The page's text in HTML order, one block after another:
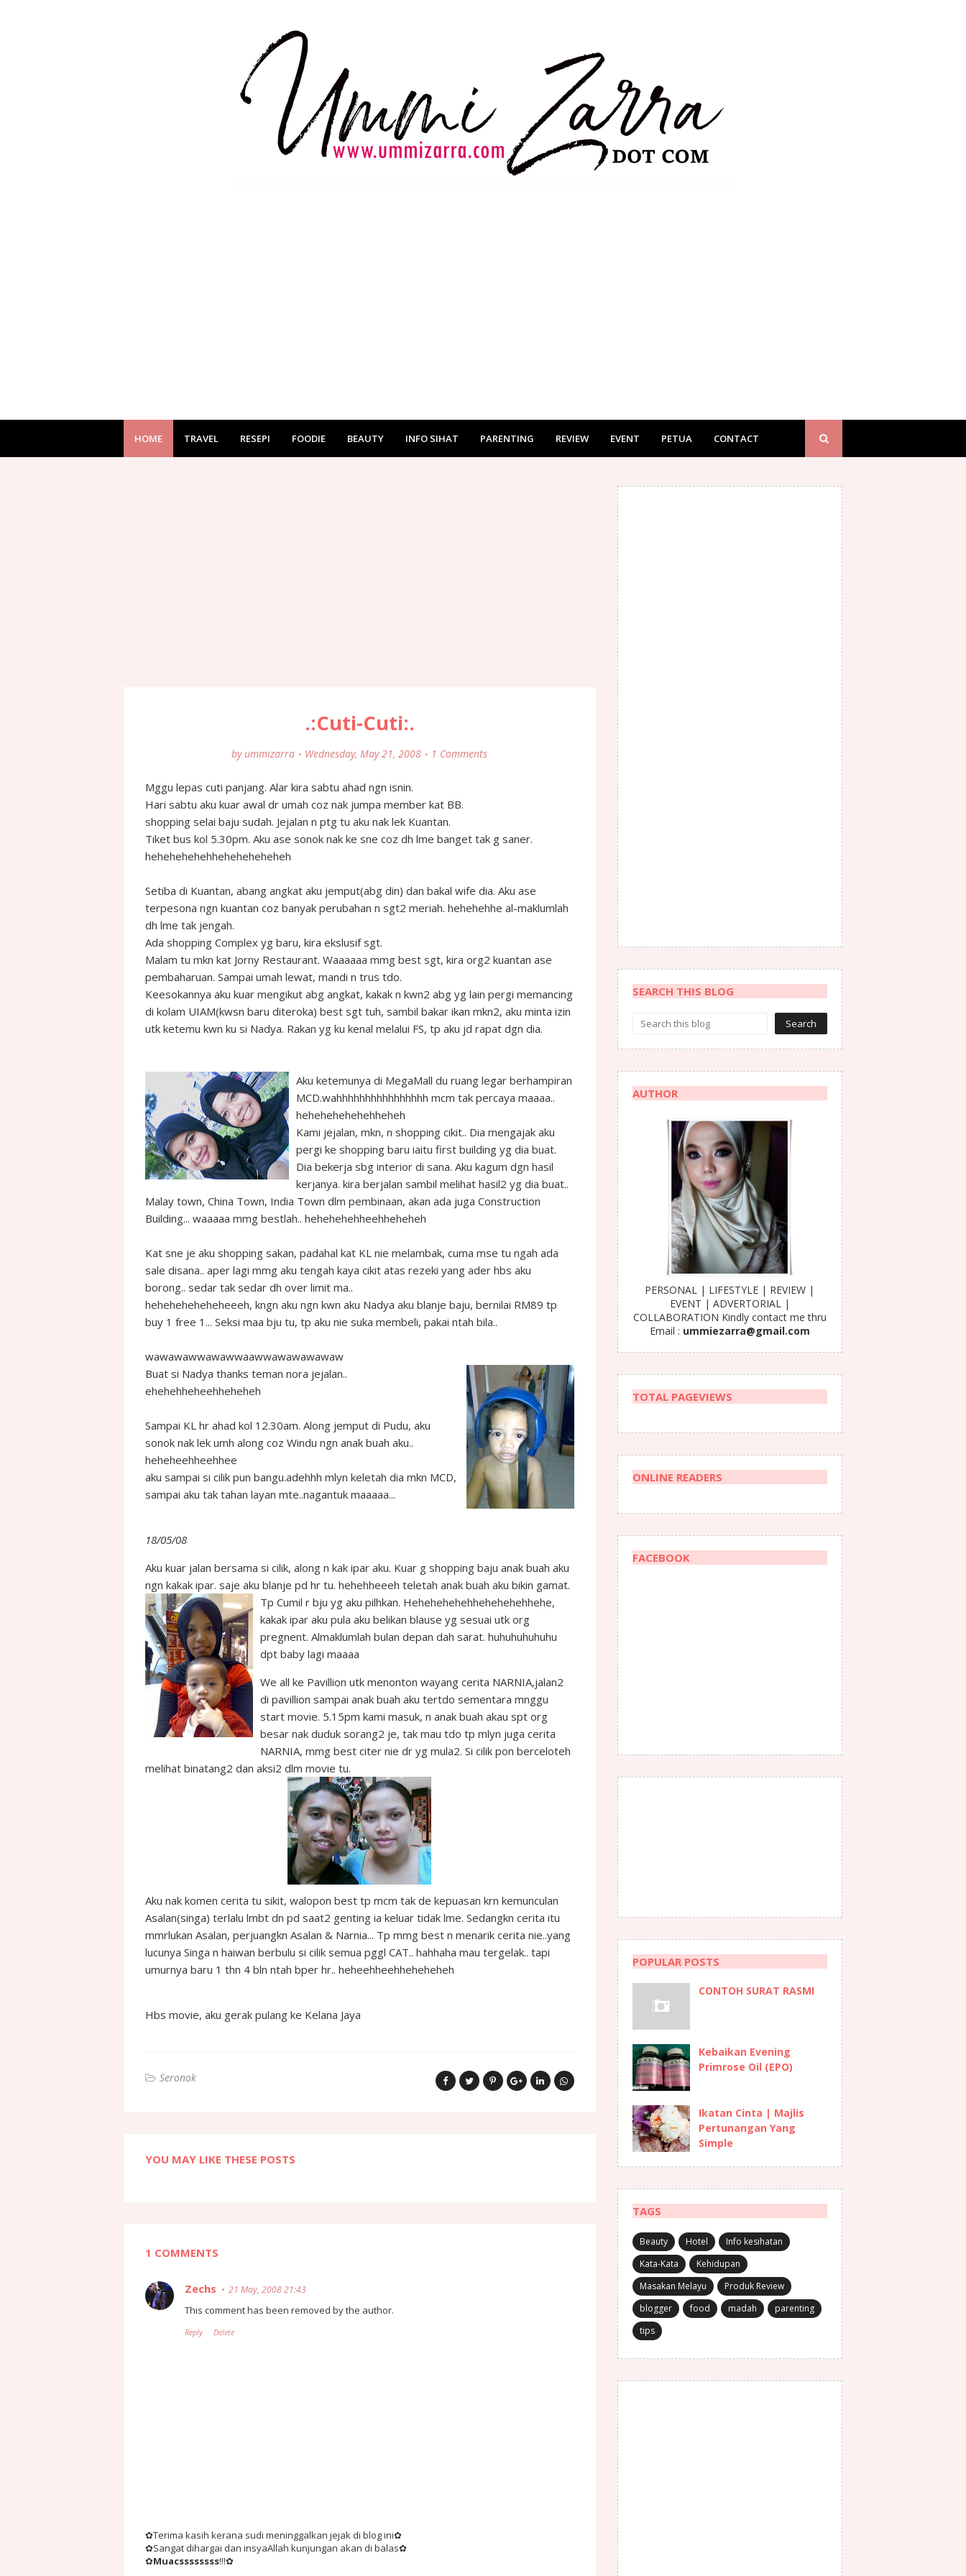
HOME TRAVEL RESEPI FOODIE BEAUTY INFO SIHAT PARENTING REVIEW EVENT PETUA CONTACT
.:Cuti-Cuti:.
by ummizarra Wednesday, May 21, 2008 1 Comments
Mggu lepas cuti panjang. Alar kira sabtu ahad ngn isnin.
Hari sabtu aku kuar awal dr umah coz nak jumpa member kat BB.
shopping selai baju sudah. Jejalan n ptg tu aku nak lek Kuantan.
Tiket bus kol 5.30pm. Aku ase sonok nak ke sne coz dh lme banget tak g saner.
hehehehehehheheheheheheh
Setiba di Kuantan, abang angkat aku jemput(abg din) dan bakal wife dia. Aku ase
terpesona ngn kuantan coz banyak perubahan n sgt2 meriah. hehehehhe al-maklumlah
dh lme tak jengah.
Ada shopping Complex yg baru, kira ekslusif sgt.
Malam tu mkn kat Jorny Restaurant. Waaaaaa mmg best sgt, kira org2 kuantan ase
pembaharuan. Sampai umah lewat, mandi n trus tdo.
Keesokannya aku kuar mengikut abg angkat, kakak n kwn2 abg yg lain pergi memancing
di kolam UIAM(kwsn baru diteroka) best sgt tuh, sambil bakar ikan mkn2, aku minta izin
utk ketemu kwn ku si Nadya. Rakan yg ku kenal melalui FS, tp aku jd rapat dgn dia.
Aku ketemunya di MegaMall du ruang legar berhampiran
MCD.wahhhhhhhhhhhhhhhh mcm tak percaya maaaa..
hehehehehehehheheh
Kami jejalan, mkn, n shopping cikit.. Dia mengajak aku
pergi ke shopping baru iaitu first building yg dia buat.
Dia bekerja sbg interior di sana. Aku kagum dgn hasil
kerjanya. kira berjalan sambil melihat hasil2 yg dia buat..
Malay town, China Town, India Town dlm pembinaan, akan ada juga Construction
Building... waaaaa mmg bestlah.. hehehehehheehheheheh
Kat sne je aku shopping sakan, padahal kat KL nie melambak, cuma mse tu ngah ada
sale disana.. aper lagi mmg aku tengah kaya cikit atas rezeki yang ader hbs aku
borong.. sedar tak sedar dh over limit ma..
heheheheheheheeeh, kngn aku ngn kwn aku Nadya aku blanje baju, bernilai RM89 tp
buy 1 free 1... Seksi maa bju tu, tp aku nie suka membeli, pakai ntah bila..
wawawawwawawwaawwawawawawaw
Buat si Nadya thanks teman nora jejalan..
ehehehheheehheheheh
Sampai KL hr ahad kol 12.30am. Along jemput di Pudu, aku
sonok nak lek umh along coz Windu ngn anak buah aku..
heheheehheehhee
aku sampai si cilik pun bangu.adehhh mlyn keletah dia mkn MCD,
sampai aku tak tahan layan mte..nagantuk maaaaa...
18/05/08
Aku kuar jalan bersama si cilik, along n kak ipar aku. Kuar g shopping baju anak buah aku
ngn kakak ipar. saje aku blanje pd hr tu. hehehheeeh teletah anak buah aku bikin gamat.
Tp Cumil r bju yg aku pilhkan. Hehehehehehhehehehehhehe,
kakak ipar aku pula aku belikan blause yg sesuai utk org
pregnent. Almaklumlah bulan depan dah sarat. huhuhuhuhuhu
dpt baby lagi maaaa
We all ke Pavillion utk menonton wayang cerita NARNIA,jalan2
di pavillion sampai anak buah aku tertdo sementara mnggu
start movie. 5.15pm kami masuk, n anak buah akau spt org
besar nak duduk sorang2 je, tak mau tdo tp mlyn juga cerita
NARNIA, mmg best citer nie dr yg mula2. Si cilik pon berceloteh
melihat binatang2 dan aksi2 dlm movie tu.
Aku nak komen cerita tu sikit, walopon best tp mcm tak de kepuasan krn kemunculan
Asalan(singa) terlalu lmbt dn pd saat2 genting ia keluar tidak lme. Sedangkn cerita itu
mmrlukan Asalan, perjuangkn Asalan & Narnia... Tp mmg best n menarik cerita nie..yang
lucunya Singa n haiwan berbulu si cilik semua pggl CAT.. hahhaha mau tergelak.. tapi
umurnya baru 1 thn 4 bln ntah bper hr.. heheehheehheheheheh
Hbs movie, aku gerak pulang ke Kelana Jaya
Seronok
YOU MAY LIKE THESE POSTS
1 COMMENTS
Zechs 21 May, 2008 21:43
This comment has been removed by the author.
Reply Delete
✿Terima kasih kerana sudi meninggalkan jejak di blog ini✿
✿Sangat dihargai dan insyaAllah kunjungan akan di balas✿
✿Muacssssssss!!!✿
SEARCH THIS BLOG
AUTHOR
PERSONAL | LIFESTYLE | REVIEW |
EVENT | ADVERTORIAL |
COLLABORATION Kindly contact me thru
Email : ummiezarra@gmail.com
TOTAL PAGEVIEWS
ONLINE READERS
FACEBOOK
POPULAR POSTS
CONTOH SURAT RASMI
Kebaikan Evening
Primrose Oil (EPO)
Ikatan Cinta | Majlis
Pertunangan Yang
Simple
TAGS
Beauty Hotel
Info kesihatan
Kata-Kata
Kehidupan
Masakan Melayu
Produk Review
blogger
food madah
parenting
tips